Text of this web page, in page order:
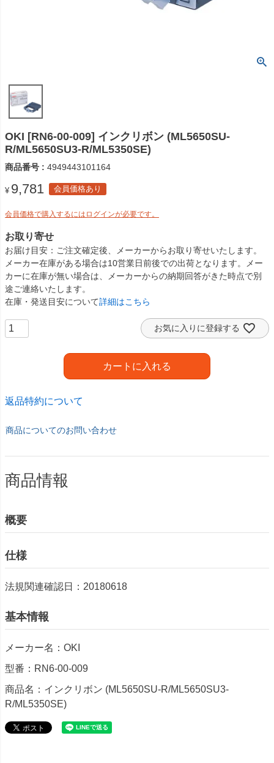
OKI [RN6-00-009] インクリボン (ML5650SU-
R/ML5650SU3-R/ML5350SE)
商品番号 4949443101164
¥ 9,781 会員価格あり
会員価格で購入するにはログインが必要です。
お取り寄せ
お届け目安
ご注文確定後、メーカーからお取り寄せいたします。
メーカー在庫がある場合は10営業日前後での出荷となります。メー
カーに在庫が無い場合は、メーカーからの納期回答がきた時点で別
途ご連絡いたします。
在庫・発送目安について詳細はこちら
お気に入りに登録する
カートに入れる
返品特約について
商品についてのお問い合わせ
商品情報
概要
仕様
法規関連確認日：20180618
基本情報
メーカー名：OKI
型番：RN6-00-009
商品名：インクリボン (ML5650SU-R/ML5650SU3-
R/ML5350SE)